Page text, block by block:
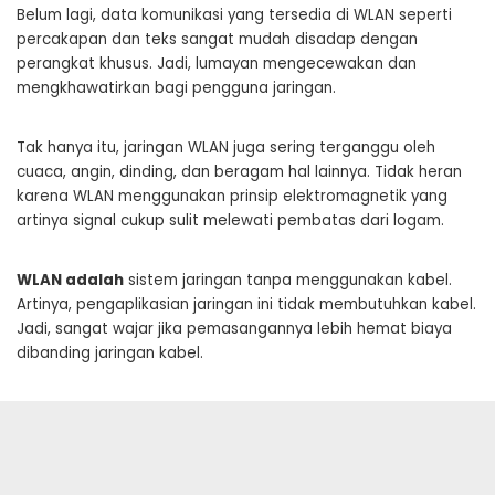
Belum lagi, data komunikasi yang tersedia di WLAN seperti
percakapan dan teks sangat mudah disadap dengan
perangkat khusus. Jadi, lumayan mengecewakan dan
mengkhawatirkan bagi pengguna jaringan.
Tak hanya itu, jaringan WLAN juga sering terganggu oleh
cuaca, angin, dinding, dan beragam hal lainnya. Tidak heran
karena WLAN menggunakan prinsip elektromagnetik yang
artinya signal cukup sulit melewati pembatas dari logam.
WLAN adalah sistem jaringan tanpa menggunakan kabel.
Artinya, pengaplikasian jaringan ini tidak membutuhkan kabel.
Jadi, sangat wajar jika pemasangannya lebih hemat biaya
dibanding jaringan kabel.